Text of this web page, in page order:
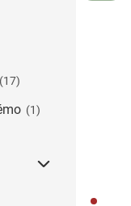
Afficher le sous-
Afficher le sous-
Afficher le sous-
Afficher le sous-
Afficher le sous-
(17)
(1)
011